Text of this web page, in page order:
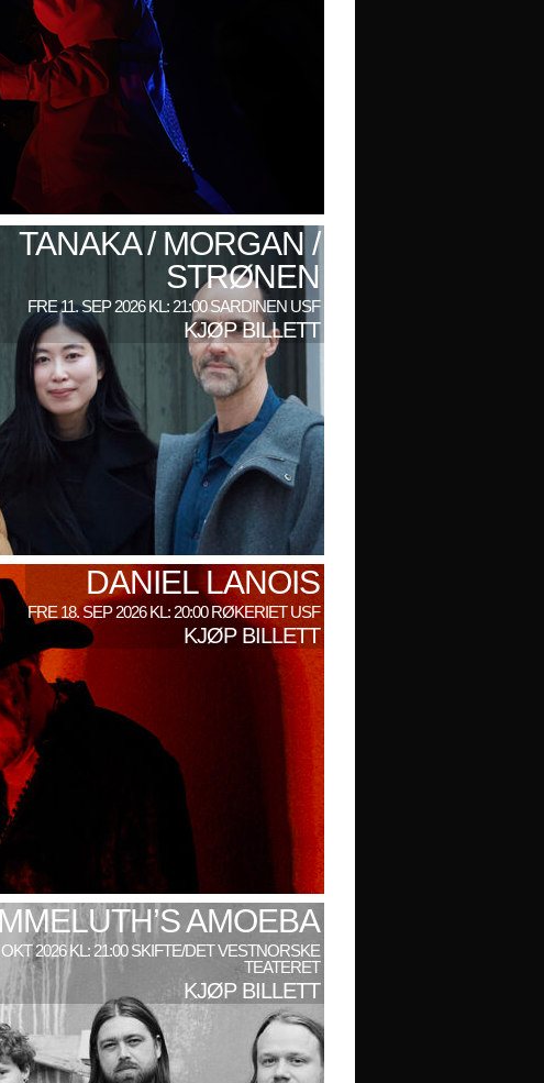
TANAKA / MORGAN /
STRØNEN
FRE 11. SEP 2026 KL: 21:00 SARDINEN USF
KJØP BILLETT
DANIEL LANOIS
FRE 18. SEP 2026 KL: 20:00 RØKERIET USF
KJØP BILLETT
AMOEBA
2026 KL: 21:00 SKIFTE/DET VESTNORSKE
TEATERET
KJØP BILLETT